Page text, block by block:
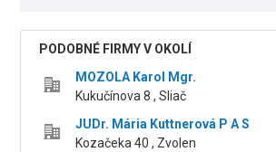
PODOBNÉ FIRMY V OKOLÍ
MOZOLA Karol Mgr.
Kukučínova 8 , Sliač
JUDr. Mária Kuttnerová P A S
Kozačeka 40 , Zvolen